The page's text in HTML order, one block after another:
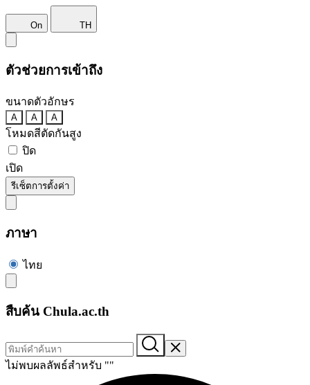
On TH
ตัวช่วยการเข้าถึง
ขนาดตัวอักษร
A A A
โหมดสีตัดกันสูง
ปิด
เปิด
รีเซ็ตการตั้งค่า
ภาษา
ไทย
สืบค้น Chula.ac.th
ไม่พบผลลัพธ์สำหรับ ""